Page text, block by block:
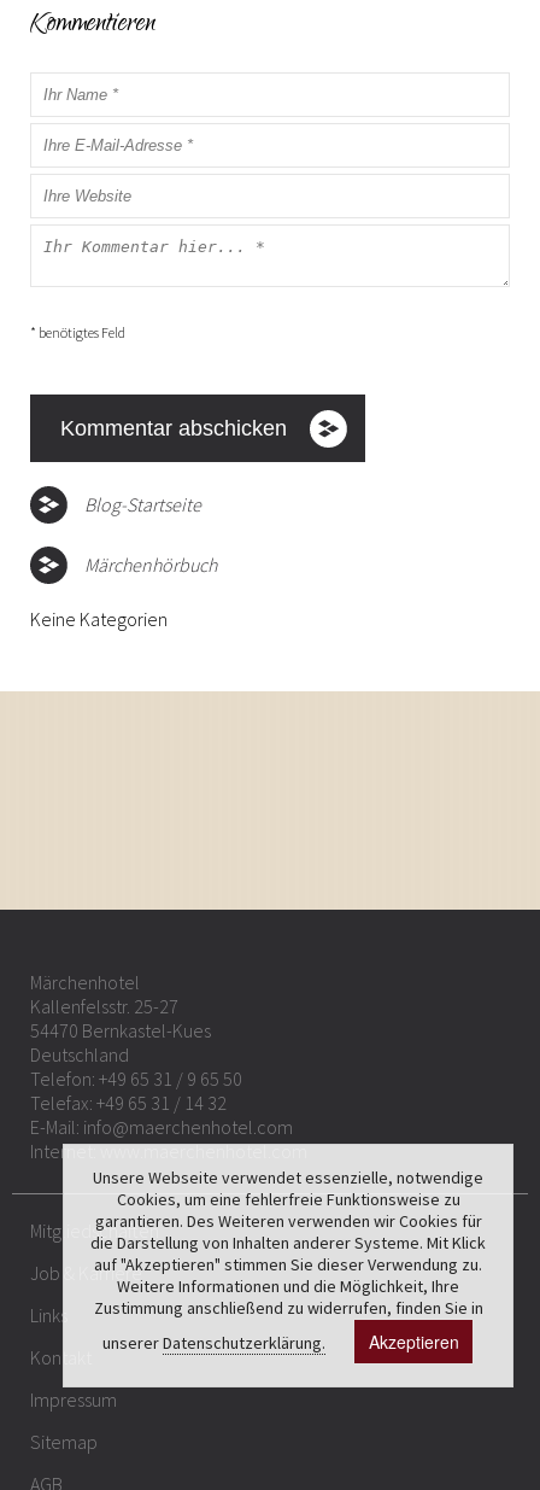
Kommentieren
* benötigtes Feld
Blog-Startseite
Märchenhörbuch
Keine Kategorien
Märchenhotel
Kallenfelsstr. 25-27
54470 Bernkastel-Kues
Deutschland
Telefon: +49 65 31 / 9 65 50
Telefax: +49 65 31 / 14 32
E-Mail: info@maerchenhotel.com
Internet:www.maerchenhotel.com
Mitgliedschaften
Job & Karriere
Links
Kontakt
Impressum
Sitemap
AGB
Unsere Webseite verwendet essenzielle, notwendige
Cookies, um eine fehlerfreie Funktionsweise zu
garantieren. Des Weiteren verwenden wir Cookies für
die Darstellung von Inhalten anderer Systeme. Mit Klick
auf "Akzeptieren" stimmen Sie dieser Verwendung zu.
Weitere Informationen und die Möglichkeit, Ihre
Zustimmung anschließend zu widerrufen, finden Sie in
unsererDatenschutzerklärung. Akzeptieren